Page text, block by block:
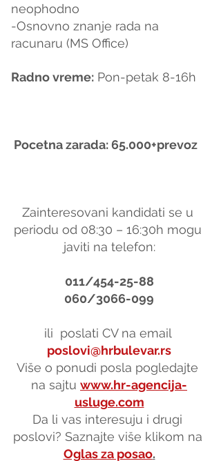
neophodno
-Osnovno znanje rada na
racunaru (MS Office)
Radno vreme: Pon-petak 8-16h
Pocetna zarada: 65.000+prevoz
Zainteresovani kandidati se u
periodu od 08:30 – 16:30h mogu
javiti na telefon:
011/454-25-88
060/3066-099
ili  poslati CV na email
poslovi@hrbulevar.rs
Više o ponudi posla pogledajte
na sajtu www.hr-agencija-
usluge.com
Da li vas interesuju i drugi
poslovi? Saznajte više klikom na
Oglas za posao.